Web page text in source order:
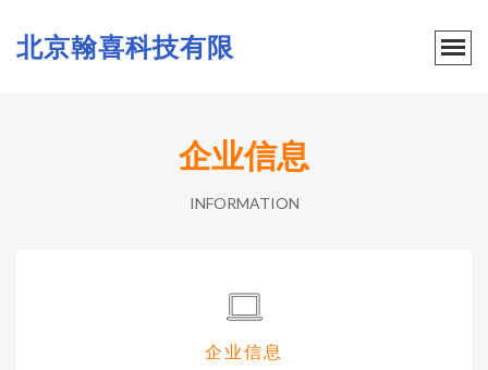
北京翰喜科技有限
企业信息
INFORMATION
企业信息